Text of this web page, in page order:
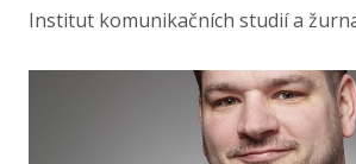
Institut komunikačních studií a